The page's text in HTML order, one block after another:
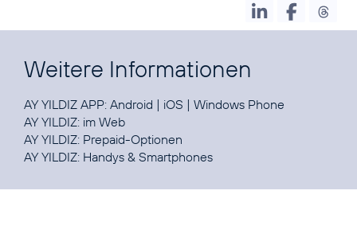
Weitere Informationen
AY YILDIZ APP: Android | iOS | Windows Phone
AY YILDIZ: im Web
AY YILDIZ: Prepaid-Optionen
AY YILDIZ: Handys & Smartphones